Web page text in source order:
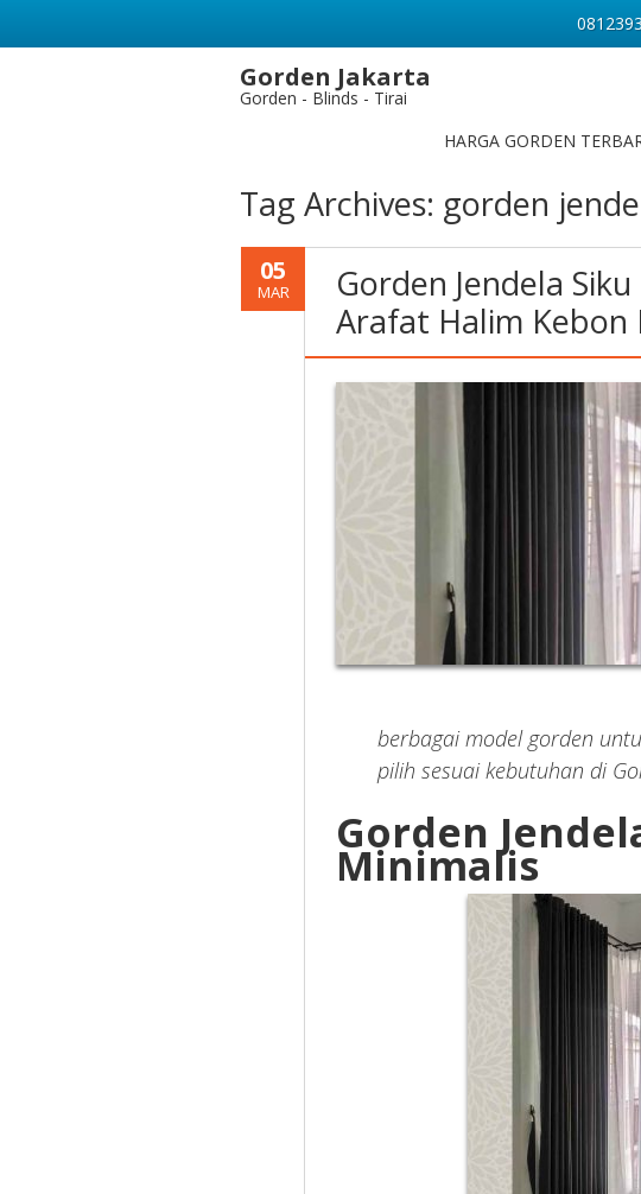
Gorden Jakarta
Gorden - Blinds - Tirai
HARGA GORDEN
Tag Archives: gorden
05
MAR
Gorden Jendela
Arafat Halim Kebon
berbagai model gorden
pilih sesuai kebutuhan di
Gorden
Minimalis